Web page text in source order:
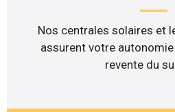
Nos centrales solaires et
assurent votre
revente du